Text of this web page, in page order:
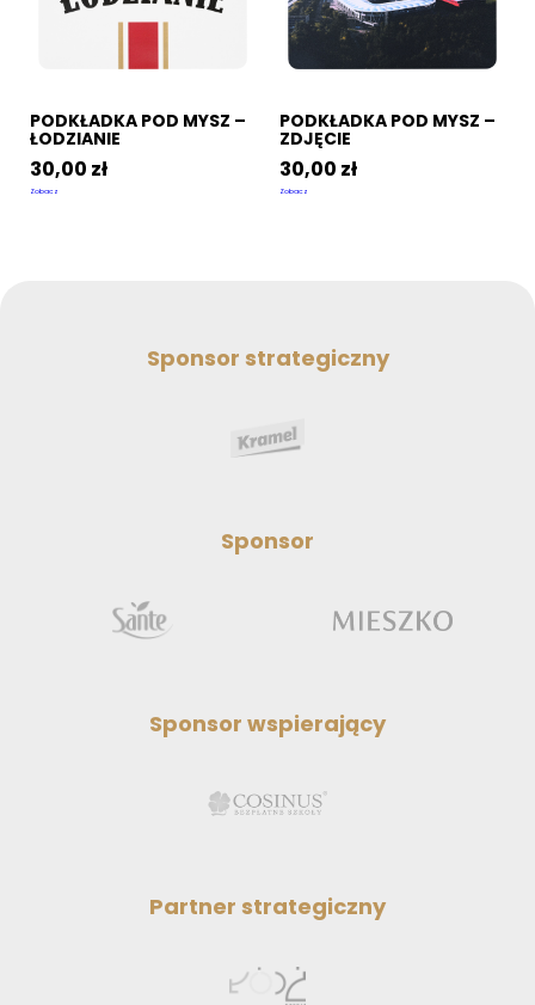
PODKŁADKA POD MYSZ –
ŁODZIANIE
30,00 zł
Zobacz
PODKŁADKA POD MYSZ –
ZDJĘCIE
30,00 zł
Zobacz
Sponsor strategiczny
Sponsor
Sponsor wspierający
Partner strategiczny